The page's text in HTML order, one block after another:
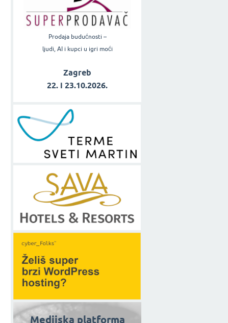
Prodaja budućnosti –
ljudi, AI i kupci u igri moći
Zagreb
22. i 23.10.2026.
Medijska platforma